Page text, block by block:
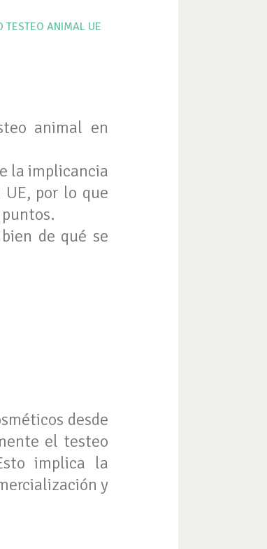
TESTEO ANIMAL UE
animal en
la implicancia
por lo que
de qué se
desde
el testeo
implica la
y